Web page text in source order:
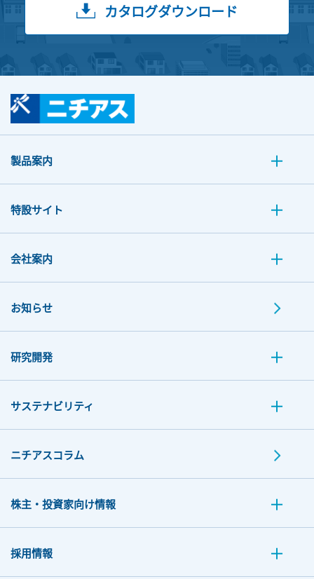
カタログダウンロード
製品案内
特設サイト
会社案内
お知らせ
研究開発
サステナビリティ
ニチアスコラム
株主・投資家向け情報
採用情報